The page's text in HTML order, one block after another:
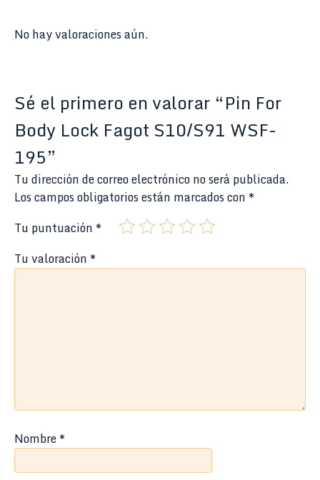
No hay valoraciones aún.
Sé el primero en valorar “Pin For
Body Lock Fagot S10/S91 WSF-
195”
Tu dirección de correo electrónico no será publicada.
Los campos obligatorios están marcados con *
Tu puntuación *
Tu valoración *
Nombre*